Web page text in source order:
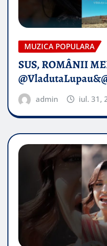
MUZICA POPULARA
SUS, ROMÂNII
admin iul. 31,